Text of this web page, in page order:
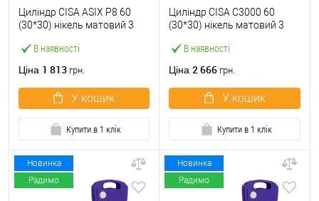
В наявності
Циліндр CISA ASIX P8 60
(30*30) нікель матовий 3
Ціна 1 813 грн.
У кошик
Купити в 1 клік
В наявності
Циліндр CISA C3000 60
(30*30) нікель матовий 3
Ціна 2 666 грн.
У кошик
Купити в 1 клік
Новинка
Радимо
Новинка
Радимо